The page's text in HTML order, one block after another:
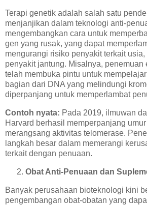
Terapi genetik adalah salah satu
menjanjikan dalam teknologi anti-
mengembangkan cara untuk
gen yang rusak, yang dapat
mengurangi risiko penyakit terkait
penyakit jantung. Misalnya, penemuan
telah membuka pintu untuk
bagian dari DNA yang melindungi
diperpanjang untuk memperlambat
Contoh nyata: Pada 2019, ilmuwan
Harvard berhasil memperpanjang
merangsang aktivitas telomerase.
langkah besar dalam memerangi
terkait dengan penuaan.
Obat Anti-Penuaan dan
Banyak perusahaan bioteknologi kini
pengembangan obat-obatan yang